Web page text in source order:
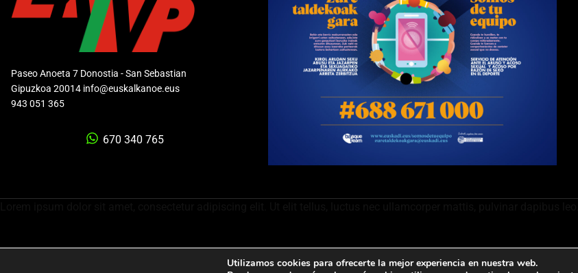
Paseo Anoeta 7 Donostia - San Sebastian
Gipuzkoa 20014 info@euskalkanoe.eus
943 051 365
670 340 765
Política de cookiesContacto
Utilizamos cookies para ofrecerte la mejor experiencia en nuestra web.